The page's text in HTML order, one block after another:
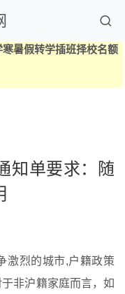
寒暑假转学插班择校名额
知单要求：随
激烈的城市,户籍政策
非沪籍家庭而言，如